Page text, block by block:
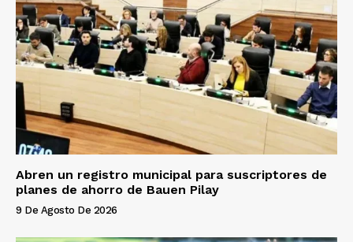
Abren un registro municipal para suscriptores de
planes de ahorro de Bauen Pilay
9 De Agosto De 2026